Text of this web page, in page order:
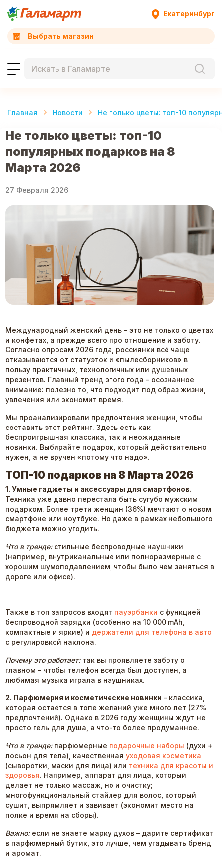
Екатеринбург
Выбрать магазин
Главная Новости Не только цветы: топ-10
Не только цветы: топ-10
популярных подарков на 8
Марта 2026
27 Февраля 2026
Международный женский день – это не только о цветах
и конфетах, а прежде всего про отношение и заботу.
Согласно опросам 2026 года, россиянки всё чаще
отказываются от статуэток и «пылесборников» в
пользу практичных, технологичных или душевных
презентов. Главный тренд этого года – осознанное
внимание: полезно то, что подходит под образ жизни,
увлечения или экономит время.
Мы проанализировали предпочтения женщин, чтобы
составить этот рейтинг. Здесь есть как
беспроигрышная классика, так и неожиданные
новинки. Выбирайте подарок, который действительно
нужен, а не вручен «потому что надо».
ТОП-10 подарков на 8 Марта 2026
1. Умные гаджеты и аксессуары для смартфонов.
Техника уже давно перестала быть сугубо мужским
подарком. Более трети женщин (36%) мечтают о новом
смартфоне или ноутбуке. Но даже в рамках небольшого
бюджета можно угодить.
Что в тренде:стильные беспроводные наушники
(например, внутриканальные или полноразмерные с
хорошим шумоподавлением, чтобы было чем заняться в
дороге или офисе).
Также в топ запросов входят пауэрбанки с функцией
беспроводной зарядки (особенно на 10 000 mAh,
компактные и яркие) и держатели для телефона в авто
с регулировкой наклона.
Почему это работает:так вы проявляете заботу о
главном – чтобы телефон всегда был доступен, а
любимая музыка играла в наушниках.
2. Парфюмерия и косметические новинки – классика,
которая остаётся в топе желаний уже много лет (27%
предпочтений). Однако в 2026 году женщины ждут не
просто гель для душа, а что-то более продуманное.
Что в тренде:парфюмерные подарочные наборы (духи +
лосьон для тела), качественная уходовая косметика
(сыворотки, маски для лица) или техника для красоты и
здоровья. Например, аппарат для лица, который
делает не только массаж, но и очистку;
многофункциональный стайлер для волос, который
сушит, выпрямляет и завивает (экономит место на
полке и время на сборы).
Важно:если не знаете марку духов – дарите сертификат
в парфюмерный бутик, это лучше, чем угадывать бренд
и аромат.